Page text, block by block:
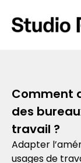
Comment
des
travail ?
Adapter
usages de